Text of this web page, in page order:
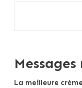
La meilleure